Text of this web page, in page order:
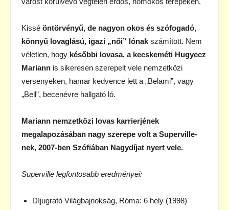
Kissé öntörvényű, de nagyon okos és szófogadó,
könnyű lovaglású, igazi „női” lónak számított. Nem
véletlen, hogy későbbi lovasa, a kecskeméti Hugyecz
Mariann is sikeresen szerepelt vele nemzetközi
versenyeken, hamar kedvence lett a „Belami”, vagy
„Bell”, becenévre hallgató ló.
Mariann nemzetközi lovas karrierjének
megalapozásában nagy szerepe volt a Superville-
nek, 2007-ben Szófiában Nagydíjat nyert vele.
Superville legfontosabb eredményei:
Díjugrató Világbajnokság, Róma: 6 hely (1998)